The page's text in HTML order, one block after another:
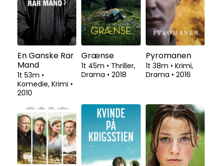
En Ganske Rar
Mand
1t 53m •
Komedie, Krimi •
2010
Grænse
1t 45m • Thriller,
Drama • 2018
Pyromanen
1t 38m • Krimi,
Drama • 2016